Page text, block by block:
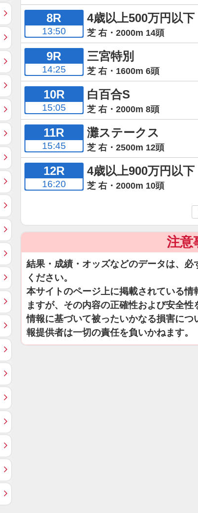
8R
13:50
4歳以上500万円以下
芝 右・2000m 14頭
9R
14:25
三宮特別
芝 右・1600m 6頭
10R
15:05
白百合S
芝 右・2000m 8頭
11R
15:45
灘ステークス
芝 右・2500m 12頭
12R
16:20
4歳以上900万円以下
芝 右・2000m 10頭
注意
結果・成績・オッズなどのデータは、
ください。
本サイトのページ上に掲載されている
ますが、その内容の正確性および安全
情報に基づいて被ったいかなる損害に
報提供者は一切の責任を負いかねます。